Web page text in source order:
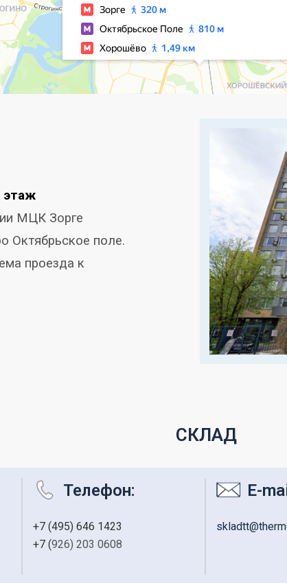
этаж
МЦК Зорге
Октябрьское поле.
проезда к
СКЛАД
Телефон:
+7 (495) 646 1423
+7 (926) 203 0608
E-